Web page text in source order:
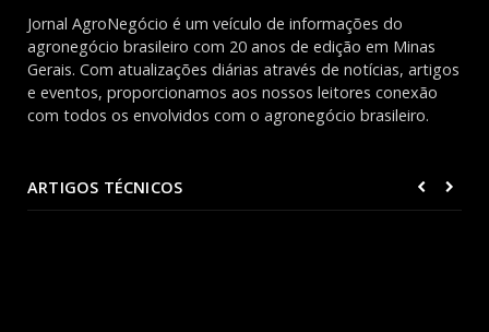
Jornal AgroNegócio é um veículo de informações do
agronegócio brasileiro com 20 anos de edição em Minas
Gerais. Com atualizações diárias através de notícias, artigos
e eventos, proporcionamos aos nossos leitores conexão
com todos os envolvidos com o agronegócio brasileiro.
ARTIGOS TÉCNICOS